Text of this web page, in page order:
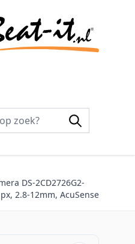
DS-2CD2726G2-
2.8-12mm, AcuSense